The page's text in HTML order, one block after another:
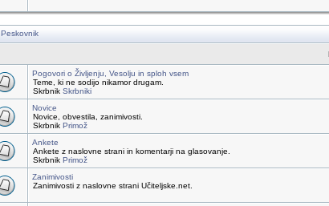
Peskovnik
Pogovori o Življenju, Vesolju in sploh vsem
Teme, ki ne sodijo nikamor drugam.
Skrbnik Skrbniki
Novice
Novice, obvestila, zanimivosti.
Skrbnik Primož
Ankete
Ankete z naslovne strani in komentarji na glasovanje.
Skrbnik Primož
Zanimivosti
Zanimivosti z naslovne strani Učiteljske.net.